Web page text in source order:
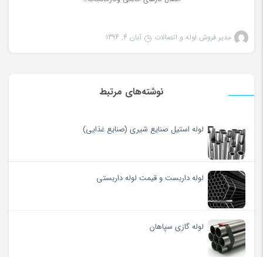
نوشته‌های مرتبط
لوله استیل صنایع شیری (صنایع غذایی)
لوله داربست و قیمت لوله داربستی
لوله گازی سپاهان
مدیر فروش لوله و اتصالات آبان 4, 1394